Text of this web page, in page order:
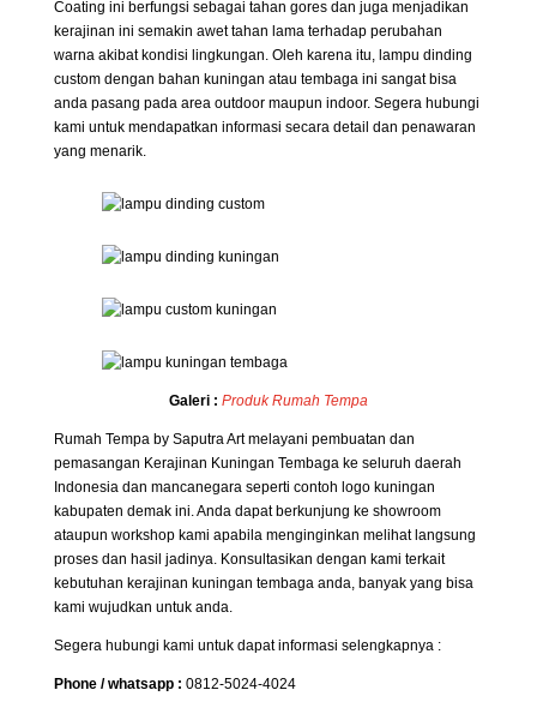
Coating ini berfungsi sebagai tahan gores dan juga menjadikan
kerajinan ini semakin awet tahan lama terhadap perubahan
warna akibat kondisi lingkungan. Oleh karena itu, lampu dinding
custom dengan bahan kuningan atau tembaga ini sangat bisa
anda pasang pada area outdoor maupun indoor. Segera hubungi
kami untuk mendapatkan informasi secara detail dan penawaran
yang menarik.
Galeri : Produk Rumah Tempa
Rumah Tempa by Saputra Art melayani pembuatan dan
pemasangan Kerajinan Kuningan Tembaga ke seluruh daerah
Indonesia dan mancanegara seperti contoh logo kuningan
kabupaten demak ini. Anda dapat berkunjung ke showroom
ataupun workshop kami apabila menginginkan melihat langsung
proses dan hasil jadinya. Konsultasikan dengan kami terkait
kebutuhan kerajinan kuningan tembaga anda, banyak yang bisa
kami wujudkan untuk anda.
Segera hubungi kami untuk dapat informasi selengkapnya :
Phone / whatsapp : 0812-5024-4024